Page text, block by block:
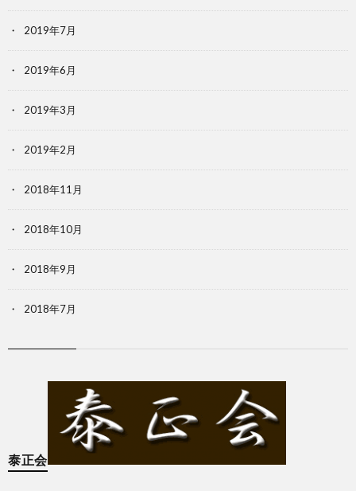
2019年7月
2019年6月
2019年3月
2019年2月
2018年11月
2018年10月
2018年9月
2018年7月
泰正会